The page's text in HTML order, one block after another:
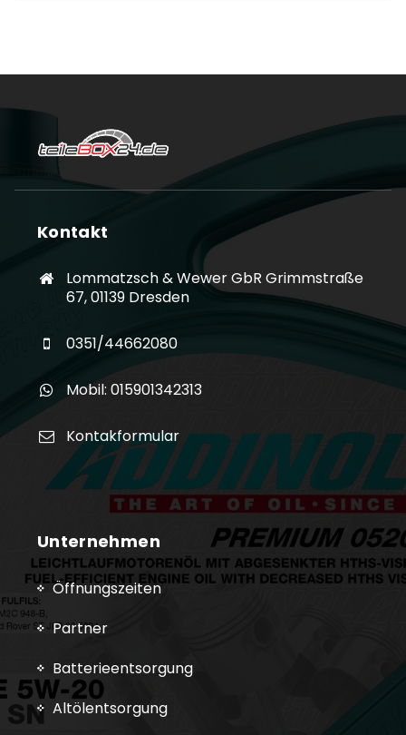
Kontakt
Lommatzsch & Wewer GbR Grimmstraße
67, 01139 Dresden
0351/44662080
Mobil: 015901342313
Kontakformular
Unternehmen
Öffnungszeiten
Partner
Batterieentsorgung
Altölentsorgung